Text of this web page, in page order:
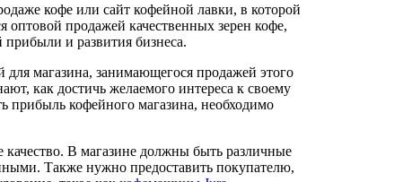
кофе или сайт кофейной лавки, в которой
продажей качественных зерен кофе,
и развития бизнеса.
магазина, занимающегося продажей этого
как достичь желаемого интереса к своему
прибыль кофейного магазина, необходимо
качество. В магазине должны быть различные
Также нужно предоставить покупателю,